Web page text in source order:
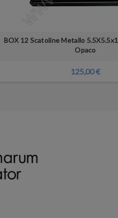
BOX 12 Scatoline Metallo
Opaco
125,00 €